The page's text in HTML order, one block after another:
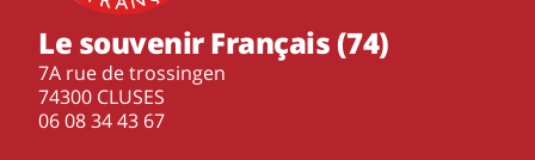
Le souvenir Français (74)
7A rue de trossingen
74300 CLUSES
‭06 08 34 43 67‬